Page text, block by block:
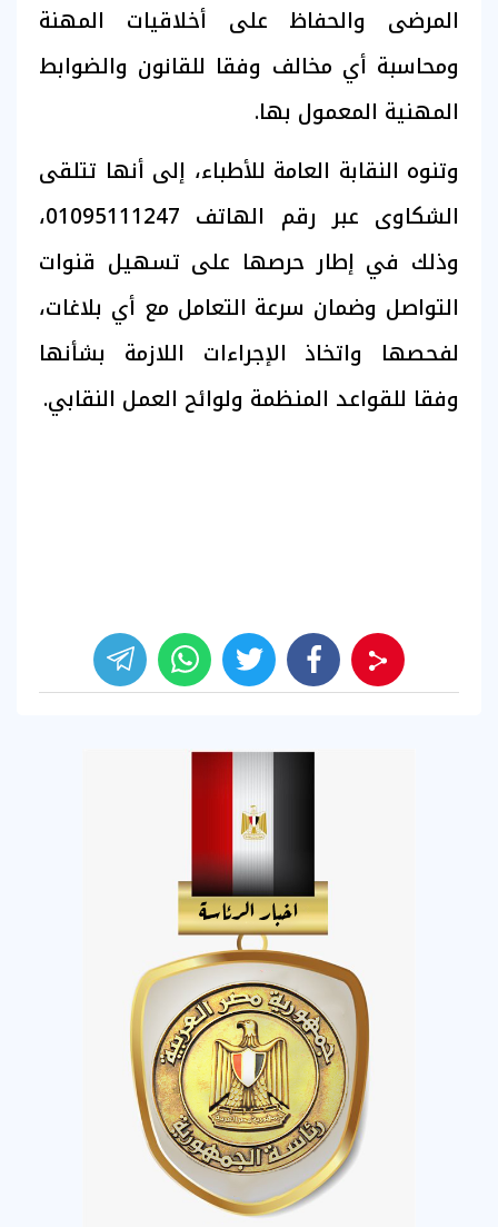
المرضى والحفاظ على أخلاقيات المهنة
ومحاسبة أي مخالف وفقا للقانون والضوابط
المهنية المعمول بها.
وتنوه النقابة العامة للأطباء، إلى أنها تتلقى
الشكاوى عبر رقم الهاتف 01095111247،
وذلك في إطار حرصها على تسهيل قنوات
التواصل وضمان سرعة التعامل مع أي بلاغات،
لفحصها واتخاذ الإجراءات اللازمة بشأنها
وفقا للقواعد المنظمة ولوائح العمل النقابي.